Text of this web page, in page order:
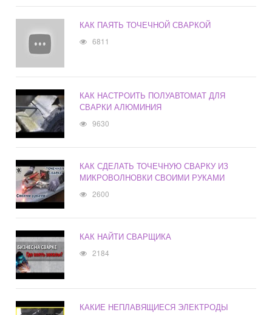
КАК ПАЯТЬ ТОЧЕЧНОЙ СВАРКОЙ
6811
КАК НАСТРОИТЬ ПОЛУАВТОМАТ ДЛЯ
СВАРКИ АЛЮМИНИЯ
9630
КАК СДЕЛАТЬ ТОЧЕЧНУЮ СВАРКУ ИЗ
МИКРОВОЛНОВКИ СВОИМИ РУКАМИ
2600
КАК НАЙТИ СВАРЩИКА
2184
КАКИЕ НЕПЛАВЯЩИЕСЯ ЭЛЕКТРОДЫ